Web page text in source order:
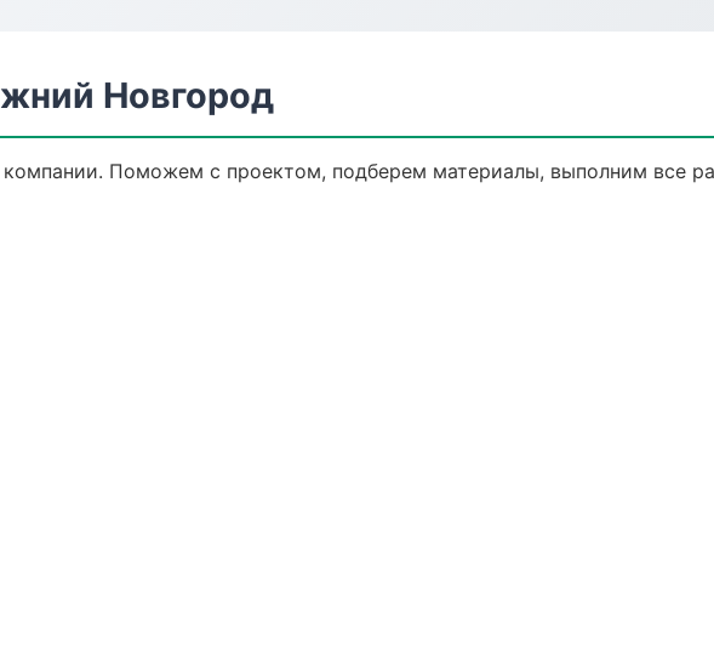
Новгород
Поможем с проектом, подберем материалы, выполним все